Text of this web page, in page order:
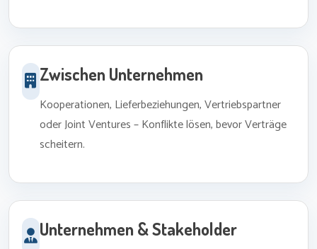
Zwischen Unternehmen
Kooperationen, Lieferbeziehungen, Vertriebspartner
oder Joint Ventures – Konflikte lösen, bevor Verträge
scheitern.
Unternehmen & Stakeholder